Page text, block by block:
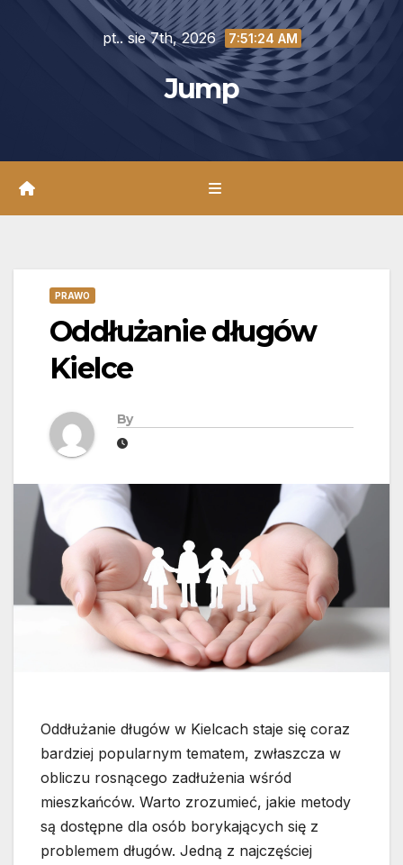
pt.. sie 7th, 2026 7:51:25 AM
Jump
PRAWO
Oddłużanie długów
Kielce
By
Oddłużanie długów w Kielcach staje się coraz
bardziej popularnym tematem, zwłaszcza w
obliczu rosnącego zadłużenia wśród
mieszkańców. Warto zrozumieć, jakie metody
są dostępne dla osób borykających się z
problemem długów. Jedną z najczęściej